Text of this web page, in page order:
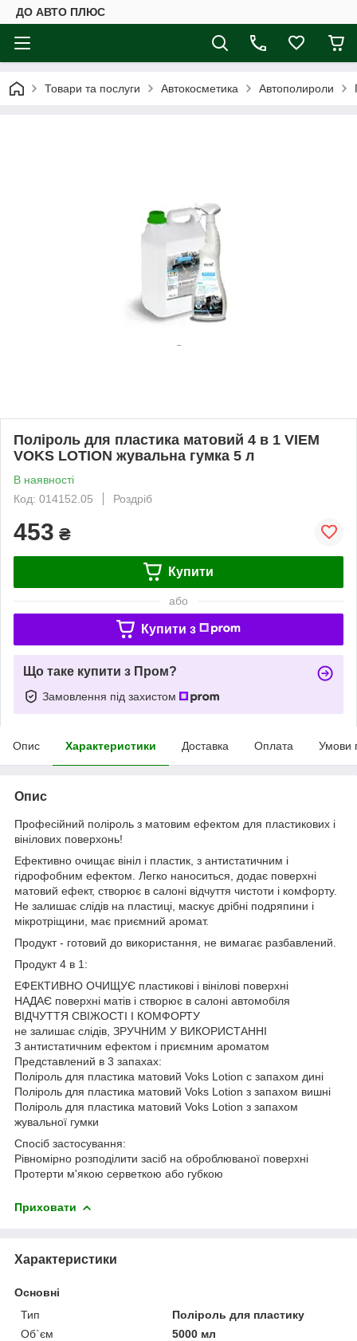
ДО АВТО ПЛЮС
Товари та послуги Автокосметика Автополироли
Поліроль для пластика матовий 4 в 1 VIEM
VOKS LOTION жувальна гумка 5 л
В наявності
Код: 014152.05
Роздріб
453 ₴
Купити
або
Купити з
Що таке купити з Пром?
Замовлення під захистом
Опис Характеристики Доставка Оплата Умови
Опис
Професійний поліроль з матовим ефектом для пластикових і
вінілових поверхонь!
Ефективно очищає вініл і пластик, з антистатичним і
гідрофобним ефектом. Легко наноситься, додає поверхні
матовий ефект, створює в салоні відчуття чистоти і комфорту.
Не залишає слідів на пластиці, маскує дрібні подряпини і
мікротріщини, має приємний аромат.
Продукт - готовий до використання, не вимагає разбавлений.
Продукт 4 в 1:
ЕФЕКТИВНО ОЧИЩУЄ пластикові і вінілові поверхні
НАДАЄ поверхні матів і створює в салоні автомобіля
ВІДЧУТТЯ СВІЖОСТІ І КОМФОРТУ
не залишає слідів, ЗРУЧНИМ У ВИКОРИСТАННІ
З антистатичним ефектом і приємним ароматом
Представлений в 3 запахах:
Поліроль для пластика матовий Voks Lotion c запахом дині
Поліроль для пластика матовий Voks Lotion з запахом вишні
Поліроль для пластика матовий Voks Lotion з запахом
жувальної гумки
Спосіб застосування:
Рівномірно розподілити засіб на оброблюваної поверхні
Протерти м'якою серветкою або губкою
Приховати
Характеристики
Основні
Тип
Поліроль для пластику
Об`єм
5000 мл